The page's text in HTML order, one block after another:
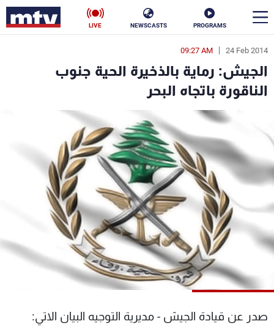
PROGRAMS
NEWSCASTS
LIVE
24 Feb 2014
09:27 AM
الجيش: رماية بالذخيرة الحية جنوب
الناقورة باتجاه البحر
صدر عن قيادة الجيش - مديرية التوجيه البيان الاتي:
en
الأخبار
سياسة
إقتصاد فن
منوعات رياضة
كأس العالم
البرامج
جدول البرامج
شاهد البرامج